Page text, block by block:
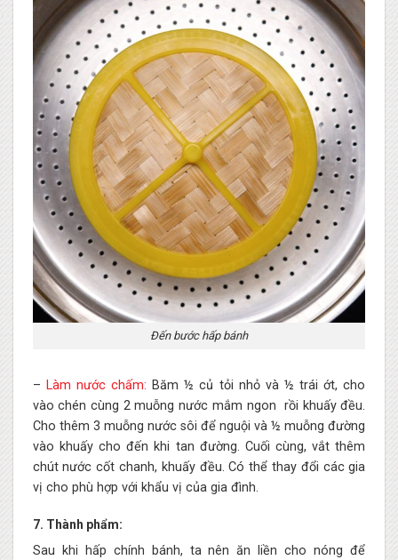
Đến bước hấp bánh
– Làm nước chấm: Băm ½ củ tỏi nhỏ và ½ trái ớt, cho
vào chén cùng 2 muỗng nước mắm ngon rồi khuấy đều.
Cho thêm 3 muỗng nước sôi để nguội và ½ muỗng đường
vào khuấy cho đến khi tan đường. Cuối cùng, vắt thêm
chút nước cốt chanh, khuấy đều. Có thể thay đổi các gia
vị cho phù hợp với khẩu vị của gia đình.
7. Thành phẩm:
Sau khi hấp chính bánh, ta nên ăn liền cho nóng để